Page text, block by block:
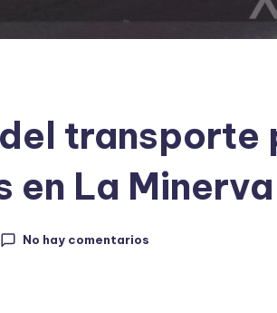
transporte
en La Minerva
No hay comentarios